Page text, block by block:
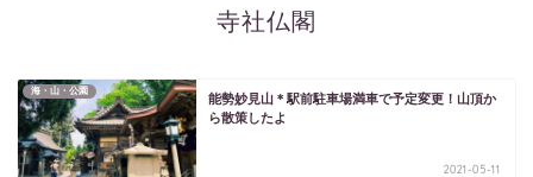
寺社仏閣
海・山・公園
能勢妙見山＊駅前駐車場満車で予定変更！山頂か
ら散策したよ
2021-05-11